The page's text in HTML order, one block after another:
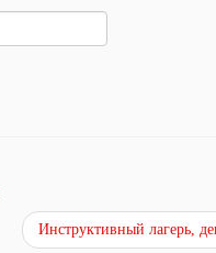
Инструктивный лагерь,